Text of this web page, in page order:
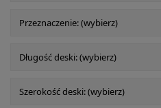
Przeznaczenie: (wybierz)
Długość deski: (wybierz)
Szerokość deski: (wybierz)